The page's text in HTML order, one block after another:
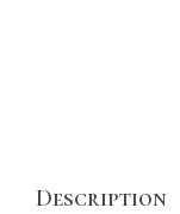
Description